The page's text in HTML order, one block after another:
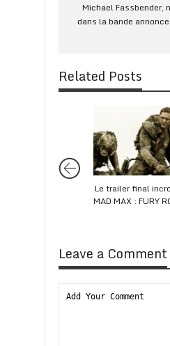
Michael Fassbender,
dans la bande annonce
Related Posts
Le trailer final
MAD MAX : FURY
Leave a Comment